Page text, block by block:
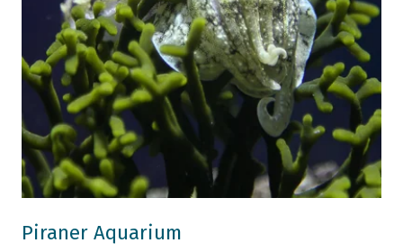
Piraner Aquarium